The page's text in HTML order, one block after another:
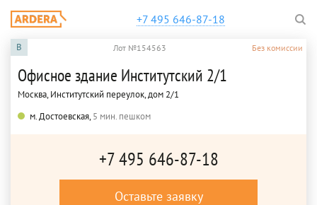
+7 495 646-87-18
B Лот №154563 Без комиссии
Офисное здание Институтский 2/1
Москва, Институтский переулок, дом 2/1
м. Достоевская,5 мин. пешком
+7 495 646-87-18
Оставьте заявку